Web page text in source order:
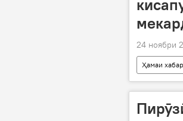
24 ноябри
Ҳамаи
қалбакӣ